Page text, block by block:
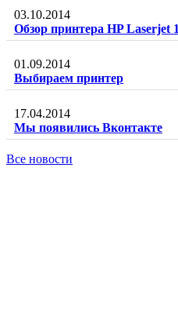
03.10.2014
Обзор принтера HP
01.09.2014
Выбираем принтер
17.04.2014
Мы появились Вконтакте
Все новости